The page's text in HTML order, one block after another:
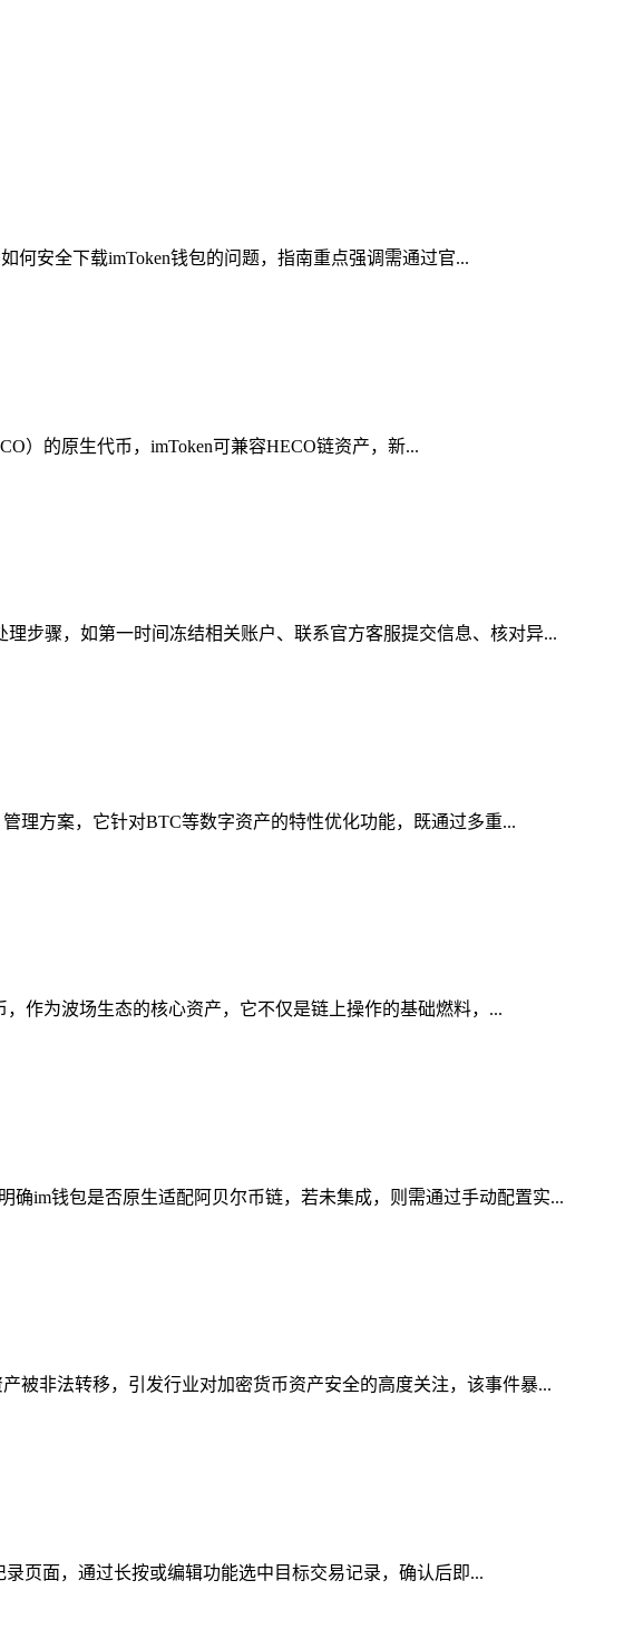
何安全下载imToken钱包的问题，指南重点强调需通过官...
）的原生代币，imToken可兼容HECO链资产，新...
步骤，如第一时间冻结相关账户、联系官方客服提交信息、核对异...
理方案，它针对BTC等数字资产的特性优化功能，既通过多重...
作为波场生态的核心资产，它不仅是链上操作的基础燃料，...
im钱包是否原生适配阿贝尔币链，若未集成，则需通过手动配置实...
被非法转移，引发行业对加密货币资产安全的高度关注，该事件暴...
页面，通过长按或编辑功能选中目标交易记录，确认后即...